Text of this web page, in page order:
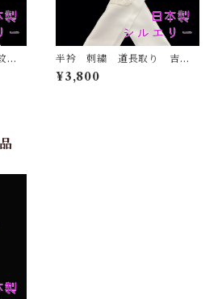
半衿 刺繍 道長取り 吉祥
紋 金 白地 シルエリー
新合繊 日本製 刺繍衿 和
¥3,800